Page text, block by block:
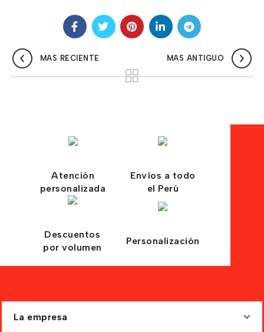
MAS RECIENTE MAS ANTIGUO
Atención
personalizada
Envíos a todo
el Perú
Descuentos
por volumen
Personalización
La empresa